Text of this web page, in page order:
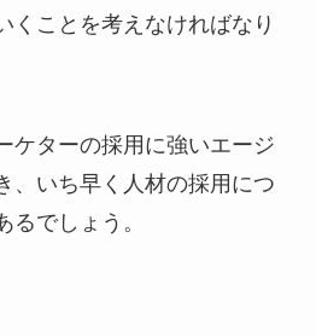
くことを考えなければなり
ケターの採用に強いエージ
、いち早く人材の採用につ
るでしょう。